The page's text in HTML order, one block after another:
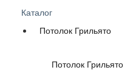
Каталог
Потолок Грильято
Потолок Грильято